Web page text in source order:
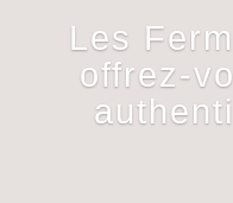
Les
offrez-